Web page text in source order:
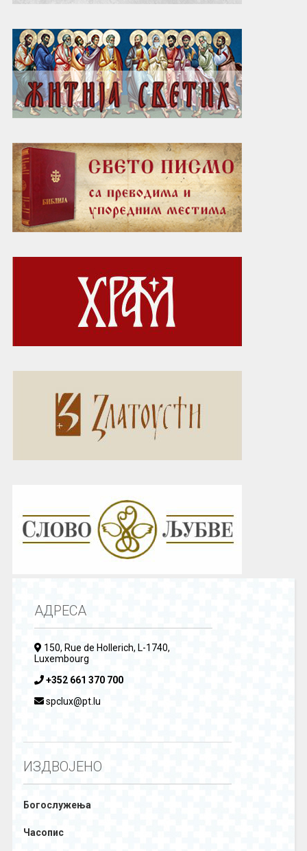
АДРЕСА
150, Rue de Hollerich, L-1740,
Luxembourg
+352 661 370 700
spclux@pt.lu
ИЗДВОЈЕНО
Богослужења
Часопис